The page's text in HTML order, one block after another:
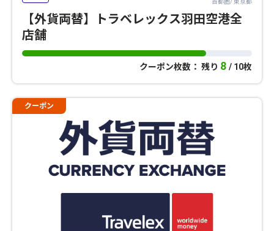
首都圏/ 東京都
【外貨両替】トラベレックス羽田空港全
店舗
クーポン枚数： 残り 8 / 10枚
クーポン